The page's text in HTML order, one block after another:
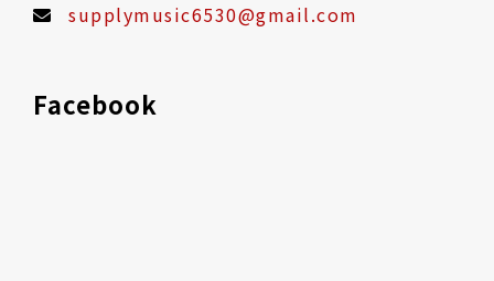
supplymusic6530@gmail.com
Facebook